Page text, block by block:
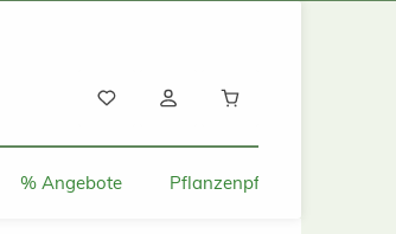
% Angebote Pflanzenpflege und Tipps